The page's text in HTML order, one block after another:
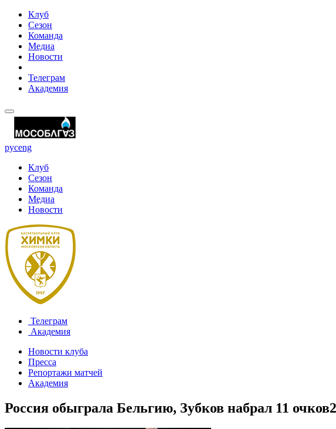
Клуб
Сезон
Команда
Медиа
Новости
Телеграм
Академия
русeng
Клуб
Сезон
Команда
Медиа
Новости
Телеграм
Академия
Новости клуба
Пресса
Репортажи матчей
Академия
Россия обыграла Бельгию, Зубков набрал 11 очков